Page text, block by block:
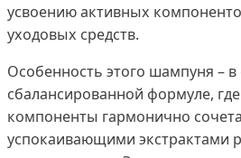
усвоению активных
уходовых средств.
Особенность этого шампуня – в
сбалансированной формуле,
компоненты гармонично
успокаивающими экстрактами